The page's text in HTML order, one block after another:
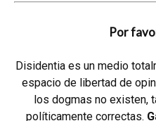
Por
Disidentia es un medio
espacio de libertad de
los dogmas no existen,
políticamente correctas.